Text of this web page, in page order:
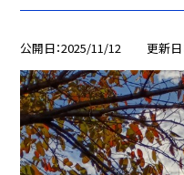
公開日 2025/11/12 更新日